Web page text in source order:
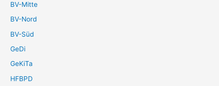
BV-Mitte
BV-Nord
BV-Süd
GeDi
GeKiTa
HFBPD